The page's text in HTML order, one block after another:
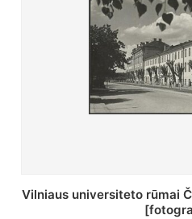
St. Batoro universiteto